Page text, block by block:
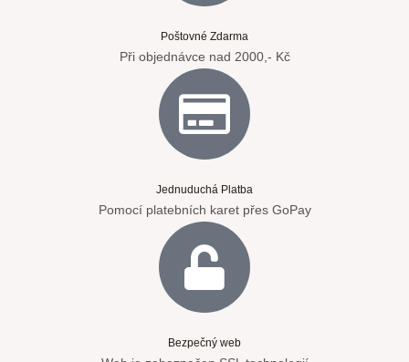
Poštovné Zdarma
Při objednávce nad 2000,- Kč
Jednuduchá Platba
Pomocí platebních karet přes GoPay
Bezpečný web